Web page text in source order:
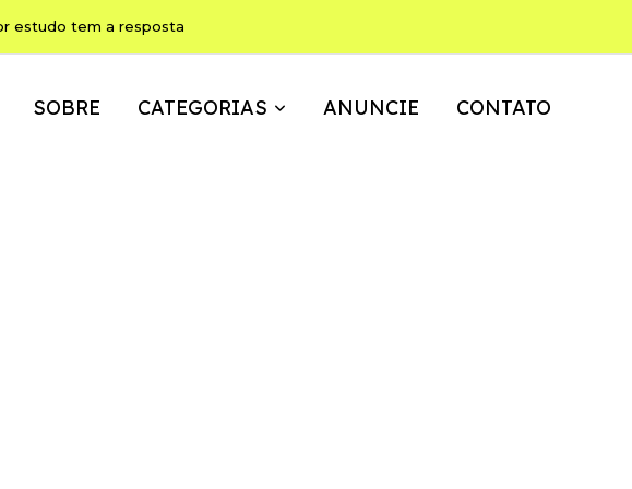
pode ser, ao mesmo tempo, memória, brincadeira e expressão
SOBRE CATEGORIAS ANUNCIE CONTATO